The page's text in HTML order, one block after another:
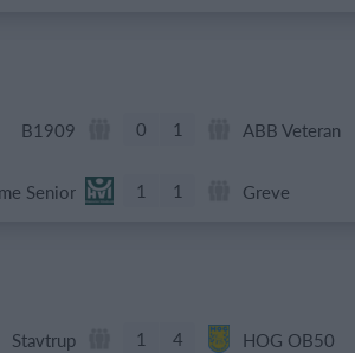
B1909 0 1 ABB Veteran
Senior 1 1 Greve
Stavtrup 1 4 HOG OB50